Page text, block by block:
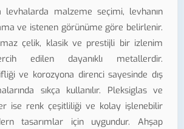
levhalarda malzeme seçimi, levhanın
ve istenen görünüme göre belirlenir.
çelik, klasik ve prestijli bir izlenim
edilen dayanıklı metallerdir.
ve korozyona direnci sayesinde dış
sıkça kullanılır. Pleksiglas ve
ise renk çeşitliliği ve kolay işlenebilir
tasarımlar için uygundur. Ahşap